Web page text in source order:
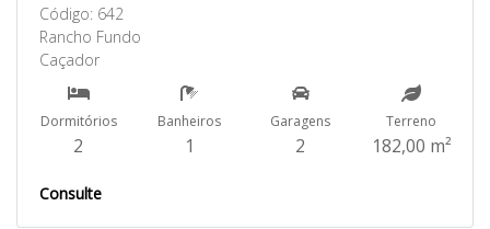
Código: 642
Rancho Fundo
Caçador
Dormitórios
2
Banheiros
1
Garagens
2
Terreno
182,00 m²
Consulte